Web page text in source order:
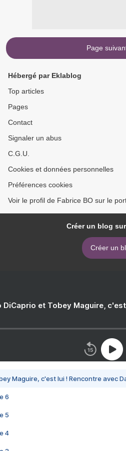
Page
Hébergé par Eklablog
Top articles
Pages
Contact
Signaler un abus
C.G.U.
Cookies et données personnelles
Préférences cookies
Voir le profil de Fabrice BO sur le
Créer un blog
Créer un
DiCaprio et Tobey Maguire,
Maguire, c'est lui ! Rencontre avec
6
5
4